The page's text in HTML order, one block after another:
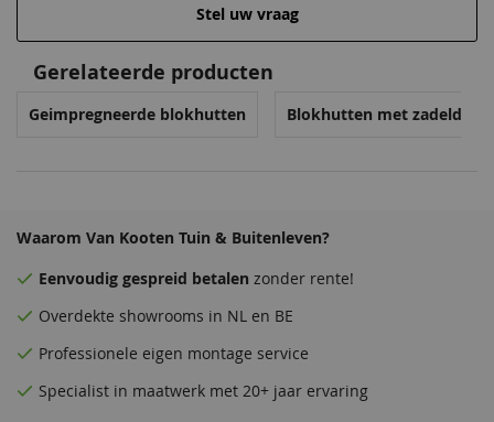
Stel uw vraag
Gerelateerde producten
Geimpregneerde blokhutten Blokhutten met zadeldak
Waarom Van Kooten Tuin & Buitenleven?
Eenvoudig gespreid betalen zonder rente!
Overdekte showrooms in NL en BE
Professionele eigen montage service
Specialist in maatwerk met 20+ jaar ervaring